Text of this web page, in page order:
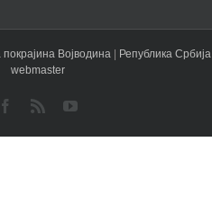
Војводина | Република Србија
webmaster
Facebook
Rss YouTube